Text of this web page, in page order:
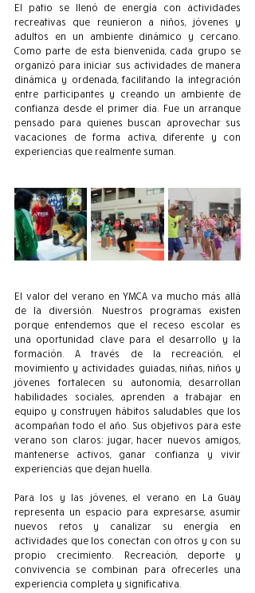
El patio se llenó de energía con actividades
recreativas que reunieron a niños, jóvenes y
adultos en un ambiente dinámico y cercano.
Como parte de esta bienvenida, cada grupo se
organizó para iniciar sus actividades de manera
dinámica y ordenada, facilitando la integración
entre participantes y creando un ambiente de
confianza desde el primer día. Fue un arranque
pensado para quienes buscan aprovechar sus
vacaciones de forma activa, diferente y con
experiencias que realmente suman.
El valor del verano en YMCA va mucho más allá
de la diversión. Nuestros programas existen
porque entendemos que el receso escolar es
una oportunidad clave para el desarrollo y la
formación. A través de la recreación, el
movimiento y actividades guiadas, niñas, niños y
jóvenes fortalecen su autonomía, desarrollan
habilidades sociales, aprenden a trabajar en
equipo y construyen hábitos saludables que los
acompañan todo el año. Sus objetivos para este
verano son claros: jugar, hacer nuevos amigos,
mantenerse activos, ganar confianza y vivir
experiencias que dejan huella.
Para los y las jóvenes, el verano en La Guay
representa un espacio para expresarse, asumir
nuevos retos y canalizar su energía en
actividades que los conectan con otros y con su
propio crecimiento. Recreación, deporte y
convivencia se combinan para ofrecerles una
experiencia completa y significativa.